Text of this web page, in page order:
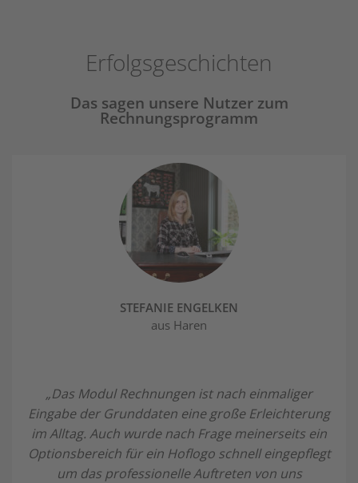
Erfolgsgeschichten
Das sagen unsere Nutzer zum
Rechnungsprogramm
STEFANIE ENGELKEN
aus Haren
„Das Modul Rechnungen ist nach einmaliger
Eingabe der Grunddaten eine große Erleichterung
im Alltag. Auch wurde nach Frage meinerseits ein
Optionsbereich für ein Hoflogo schnell eingepflegt
um das professionelle Auftreten von uns